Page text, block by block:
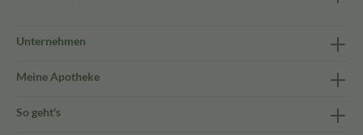
Unternehmen
Meine Apotheke
So geht's